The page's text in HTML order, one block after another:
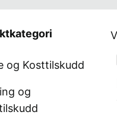
og Kosttilskudd
og